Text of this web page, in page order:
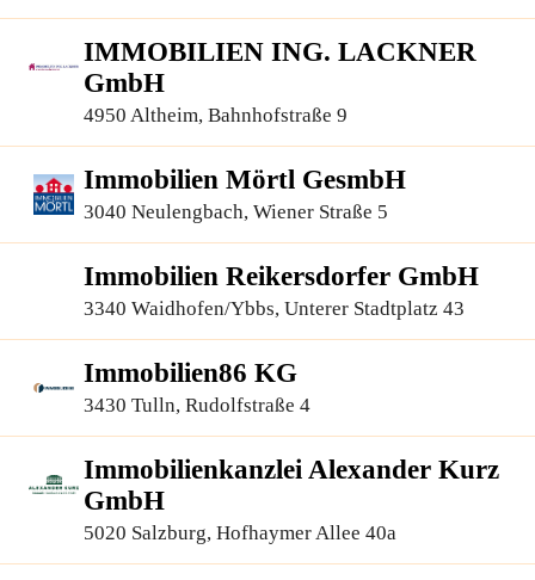
IMMOBILIEN ING. LACKNER
GmbH
4950 Altheim, Bahnhofstraße 9
Immobilien Mörtl GesmbH
3040 Neulengbach, Wiener Straße 5
Immobilien Reikersdorfer GmbH
3340 Waidhofen/Ybbs, Unterer Stadtplatz 43
Immobilien86 KG
3430 Tulln, Rudolfstraße 4
Immobilienkanzlei Alexander Kurz
GmbH
5020 Salzburg, Hofhaymer Allee 40a